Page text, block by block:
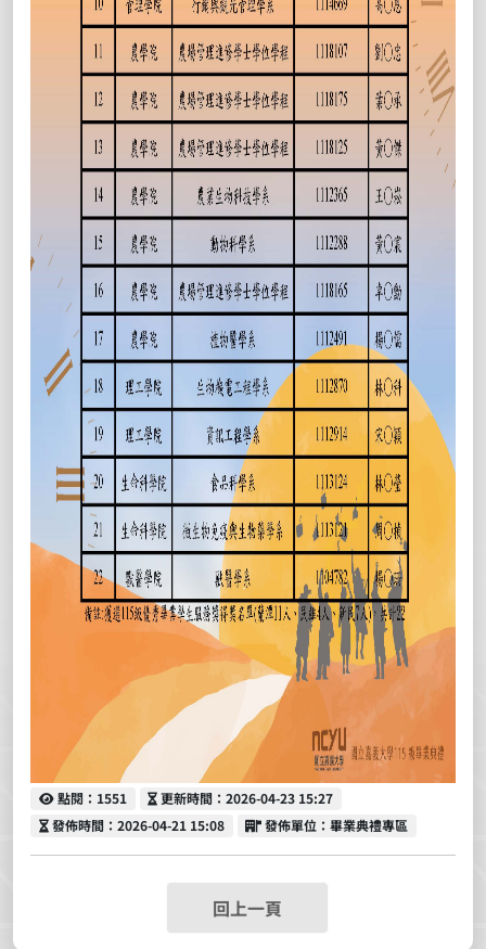
點閱
點閱：1551 更新時間
更新時間：2026-04-23 15:27
發佈時間
發佈時間：2026-04-21 15:08 發佈單位
發佈單位：畢業典禮專區
回上一頁